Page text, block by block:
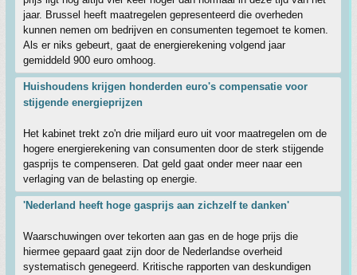
jaar. Brussel heeft maatregelen gepresenteerd die overheden
kunnen nemen om bedrijven en consumenten tegemoet te komen.
Als er niks gebeurt, gaat de energierekening volgend jaar
gemiddeld 900 euro omhoog.
Huishoudens krijgen honderden euro's compensatie voor
stijgende energieprijzen
Het kabinet trekt zo'n drie miljard euro uit voor maatregelen om de
hogere energierekening van consumenten door de sterk stijgende
gasprijs te compenseren. Dat geld gaat onder meer naar een
verlaging van de belasting op energie.
'Nederland heeft hoge gasprijs aan zichzelf te danken'
Waarschuwingen over tekorten aan gas en de hoge prijs die
hiermee gepaard gaat zijn door de Nederlandse overheid
systematisch genegeerd. Kritische rapporten van deskundigen